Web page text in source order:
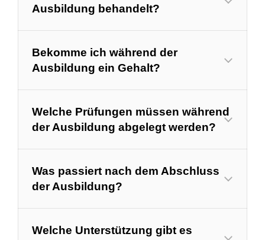
Ausbildung behandelt?
Bekomme ich während der
Ausbildung ein Gehalt?
Welche Prüfungen müssen während
der Ausbildung abgelegt werden?
Was passiert nach dem Abschluss
der Ausbildung?
Welche Unterstützung gibt es